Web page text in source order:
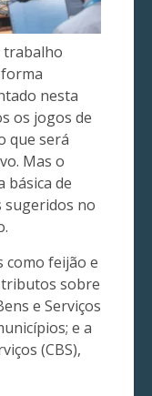
trabalho
nesta
os jogos de
que será
Mas o
básica de
sugeridos no
como feijão e
sobre
e Serviços
e a
(CBS),